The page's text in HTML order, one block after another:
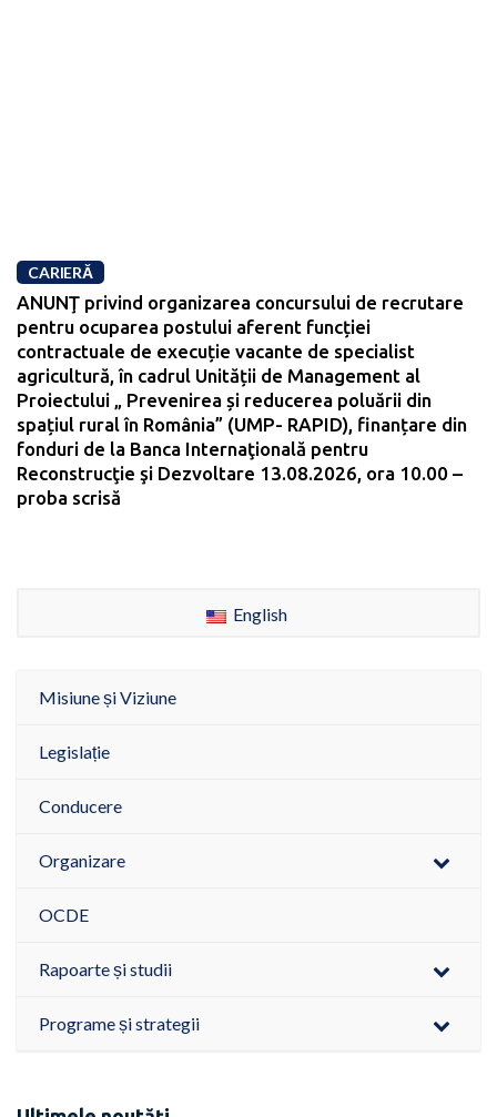
CARIERĂ
ANUNŢ privind organizarea concursului de recrutare
pentru ocuparea postului aferent funcției
contractuale de execuție vacante de specialist
agricultură, în cadrul Unității de Management al
Proiectului „ Prevenirea și reducerea poluării din
spațiul rural în România” (UMP- RAPID), finanțare din
fonduri de la Banca Internaţională pentru
Reconstrucţie şi Dezvoltare 13.08.2026, ora 10.00 –
proba scrisă
English
Misiune și Viziune
Legislație
Conducere
Organizare
OCDE
Rapoarte și studii
Programe și strategii